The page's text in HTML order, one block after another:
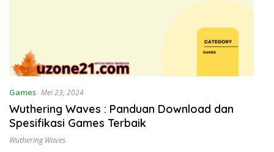
Games Mei 23, 2024
Wuthering Waves : Panduan Download dan
Spesifikasi Games Terbaik
Wuthering Waves